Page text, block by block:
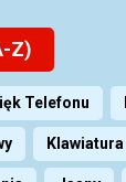
Z)
Telefonu
Klawiatura